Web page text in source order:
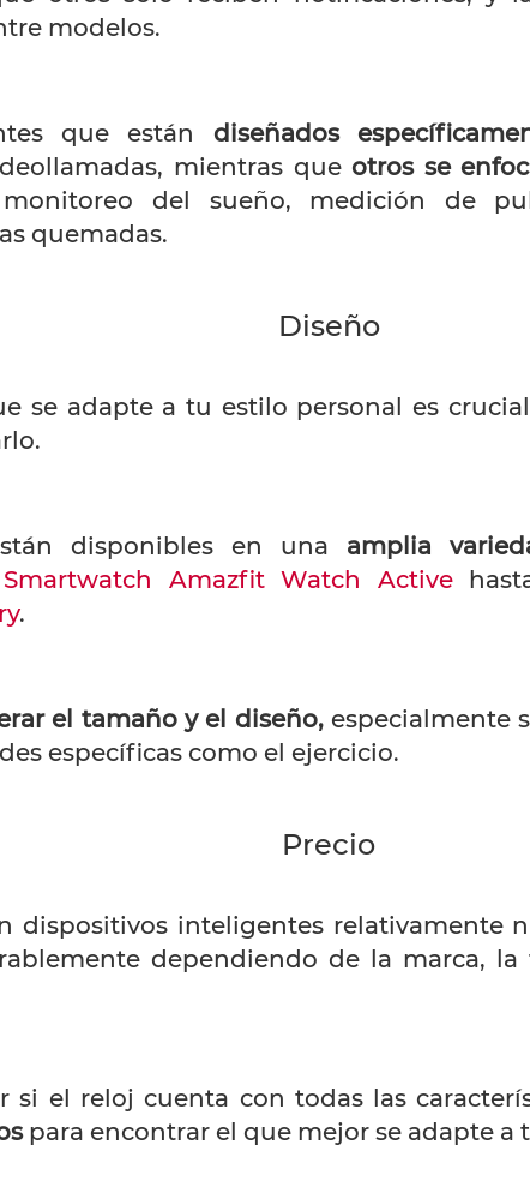
modelos.
que están diseñados
mientras que otros se
del sueño, medición de
quemadas.
Diseño
se adapte a tu estilo personal es
disponibles en una amplia
Smartwatch Amazfit Watch Active
.
el tamaño y el diseño, especialmente
específicas como el ejercicio.
Precio
dispositivos inteligentes relativamente
dependiendo de la marca,
si el reloj cuenta con todas las
para encontrar el que mejor se adapte a